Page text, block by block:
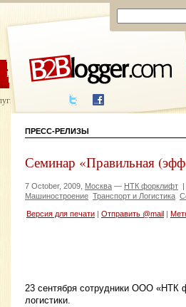
ЦЕНЫ ПОМОЩЬ
написания
ПРЕСС-РЕЛИЗЫ
Семинар «Правильная
7 October, 2009, Москва — НТК форклифт |
Машиностроение Транспорт и Логистика
Версия для печати Отправить @mail
23 сентября сотрудники ООО «НТК
логистики.